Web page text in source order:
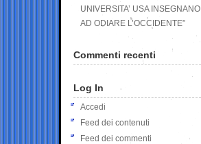
UNIVERSITA’ USA INSEGNANO
AD ODIARE L’OCCIDENTE”
Commenti recenti
Log In
Accedi
Feed dei contenuti
Feed dei commenti